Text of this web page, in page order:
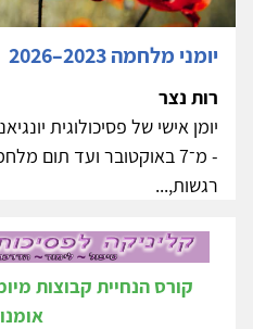
יומני מלחמה 2023–2026
רות נצר
יומן אישי של פסיכולוגית
- מ־7 באוקטובר ועד תום
רגשות,...
קורס הנחיית קבוצות